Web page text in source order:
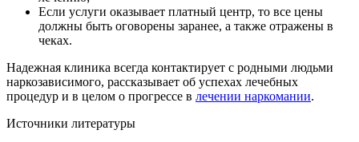
Если услуги оказывает платный центр, то все цены
должны быть оговорены заранее, а также отражены в
чеках.
Надежная клиника всегда контактирует с родными людьми
наркозависимого, рассказывает об успехах лечебных
процедур и в целом о прогрессе в лечении наркомании.
Источники литературы